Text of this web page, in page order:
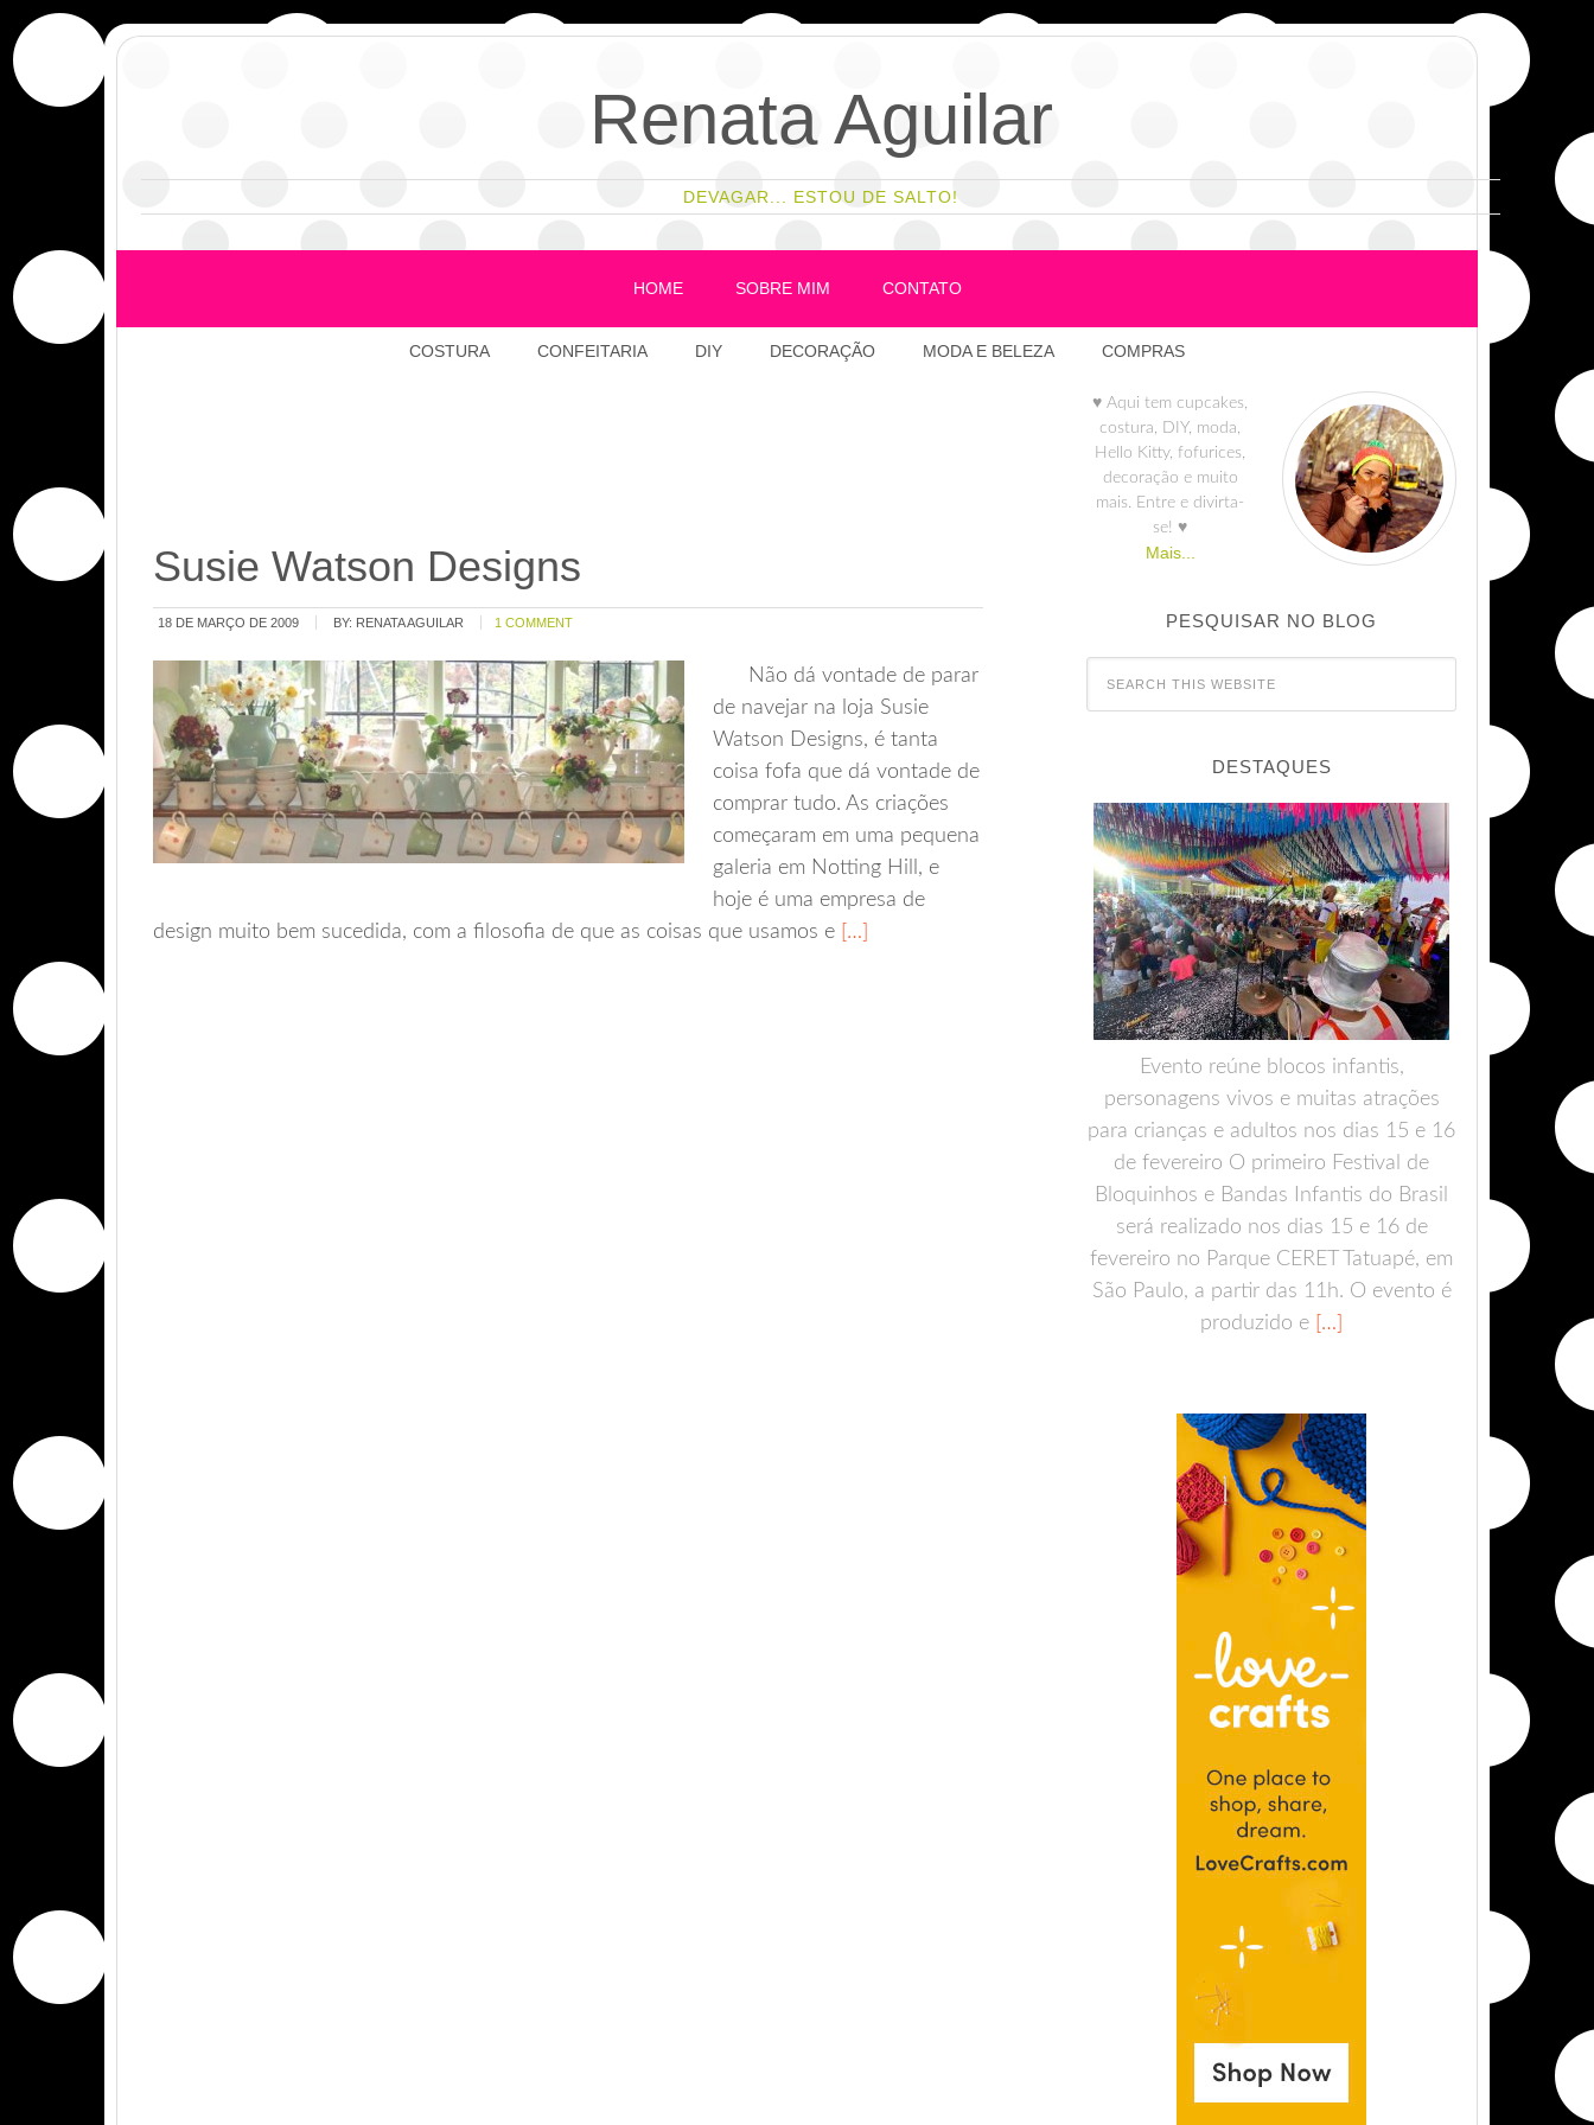
Renata Aguilar
DEVAGAR... ESTOU DE SALTO!
HOME SOBRE MIM CONTATO
COSTURA CONFEITARIA DIY DECORAÇÃO MODA E BELEZA COMPRAS
Susie Watson Designs
18 DE MARÇO DE 2009 BY: RENATA AGUILAR 1 COMMENT
Não dá vontade de parar
de navejar na loja Susie
Watson Designs, é tanta
coisa fofa que dá vontade de
comprar tudo. As criações
começaram em uma pequena
galeria em Notting Hill, e
hoje é uma empresa de
design muito bem sucedida, com a filosofia de que as coisas que usamos e […]
♥ Aqui tem cupcakes,
costura, DIY, moda,
Hello Kitty, fofurices,
decoração e muito
mais. Entre e divirta-
se! ♥
Mais...
PESQUISAR NO BLOG
DESTAQUES
Evento reúne blocos infantis,
personagens vivos e muitas atrações
para crianças e adultos nos dias 15 e 16
de fevereiro O primeiro Festival de
Bloquinhos e Bandas Infantis do Brasil
será realizado nos dias 15 e 16 de
fevereiro no Parque CERET Tatuapé, em
São Paulo, a partir das 11h. O evento é
produzido e […]